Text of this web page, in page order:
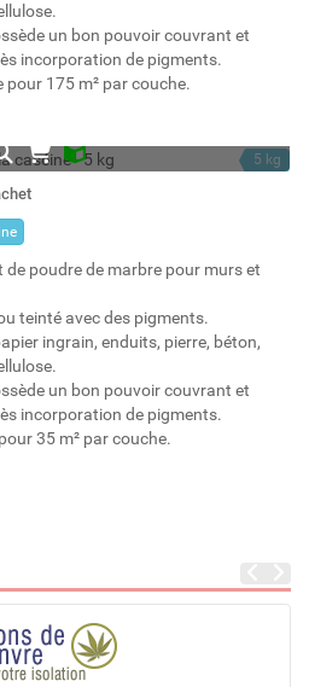
un bon pouvoir couvrant et
incorporation de pigments.
pour 175 m² par couche.
5 kg
de poudre de marbre pour murs et
teinté avec des pigments.
ingrain, enduits, pierre, béton,
un bon pouvoir couvrant et
incorporation de pigments.
35 m² par couche.